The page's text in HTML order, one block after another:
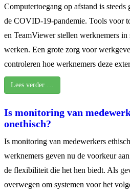
Computertoegang op afstand is
de COVID-19-pandemie. Tools voor
en TeamViewer stellen werknemers
werken. Een grote zorg voor
controleren hoe werknemers deze
Lees verder …
Is monitoring van
onethisch?
Is monitoring van medewerkers
werknemers geven nu de voorkeur
de flexibiliteit die het hen biedt. Als
overwegen om systemen voor het